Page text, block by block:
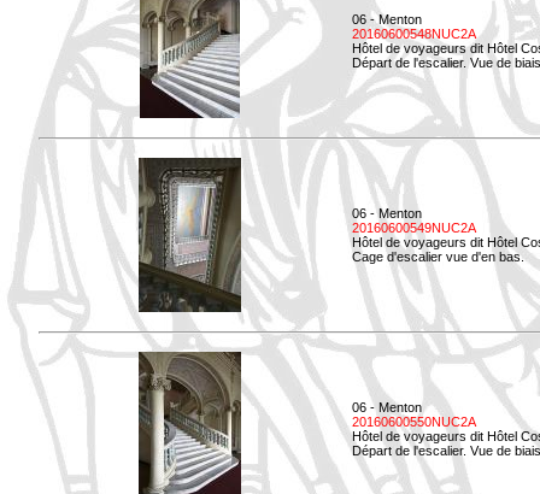
06 - Menton
20160600548NUC2A
Hôtel de voyageurs dit Hôtel
Départ de l'escalier. Vue de
06 - Menton
20160600549NUC2A
Hôtel de voyageurs dit Hôtel
Cage d'escalier vue d'en bas.
06 - Menton
20160600550NUC2A
Hôtel de voyageurs dit Hôtel
Départ de l'escalier. Vue de